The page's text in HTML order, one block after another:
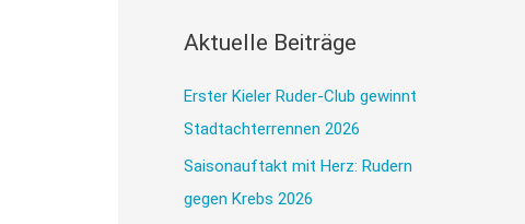
h
c
Aktuelle Beiträge
Erster Kieler Ruder-Club gewinnt
Stadtachterrennen 2026
Saisonauftakt mit Herz: Rudern
gegen Krebs 2026